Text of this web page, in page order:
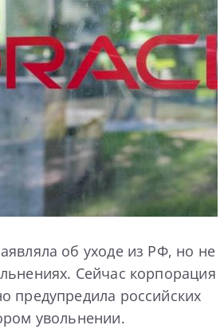
об уходе из РФ, но не
Сейчас корпорация
предупредила российских
увольнении.